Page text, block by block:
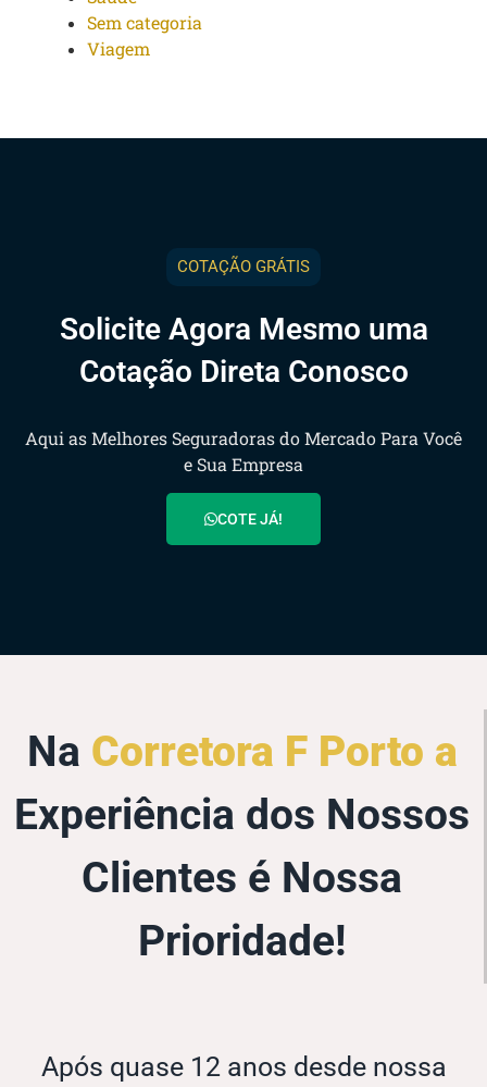
Sem categoria
Viagem
COTAÇÃO GRÁTIS
Solicite Agora Mesmo uma
Cotação Direta Conosco
Aqui as Melhores Seguradoras do Mercado Para Você
e Sua Empresa
COTE JÁ!
Na Corretora F Porto a
Experiência dos Nossos
Clientes é Nossa
Prioridade!
Após quase 12 anos desde nossa